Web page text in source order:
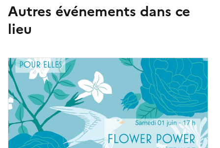
Autres événements dans ce
lieu